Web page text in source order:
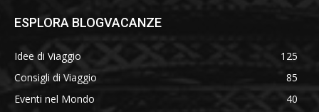
ESPLORA BLOGVACANZE
Idee di Viaggio
125
Consigli di Viaggio
85
Eventi nel Mondo
40